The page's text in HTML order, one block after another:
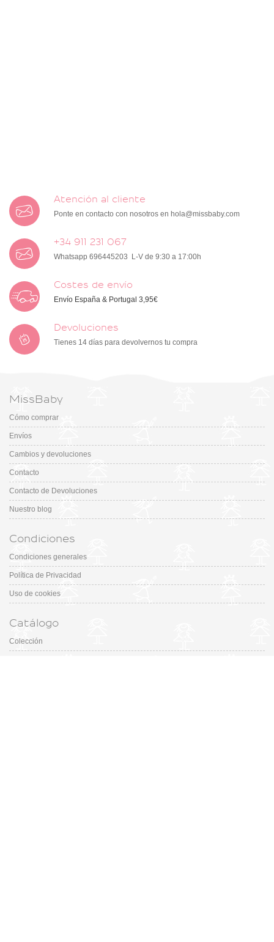
Atención al cliente
Ponte en contacto con nosotros en hola@missbaby.com
+34 911 231 067
Whatsapp 696445203 L-V de 9:30 a 17:00h
Costes de envío
Envío España & Portugal 3,95€
Devoluciones
Tienes 14 días para devolvernos tu compra
MissBaby
Cómo comprar
Envíos
Cambios y devoluciones
Contacto
Contacto de Devoluciones
Nuestro blog
Condiciones
Condiciones generales
Política de Privacidad
Uso de cookies
Catálogo
Colección